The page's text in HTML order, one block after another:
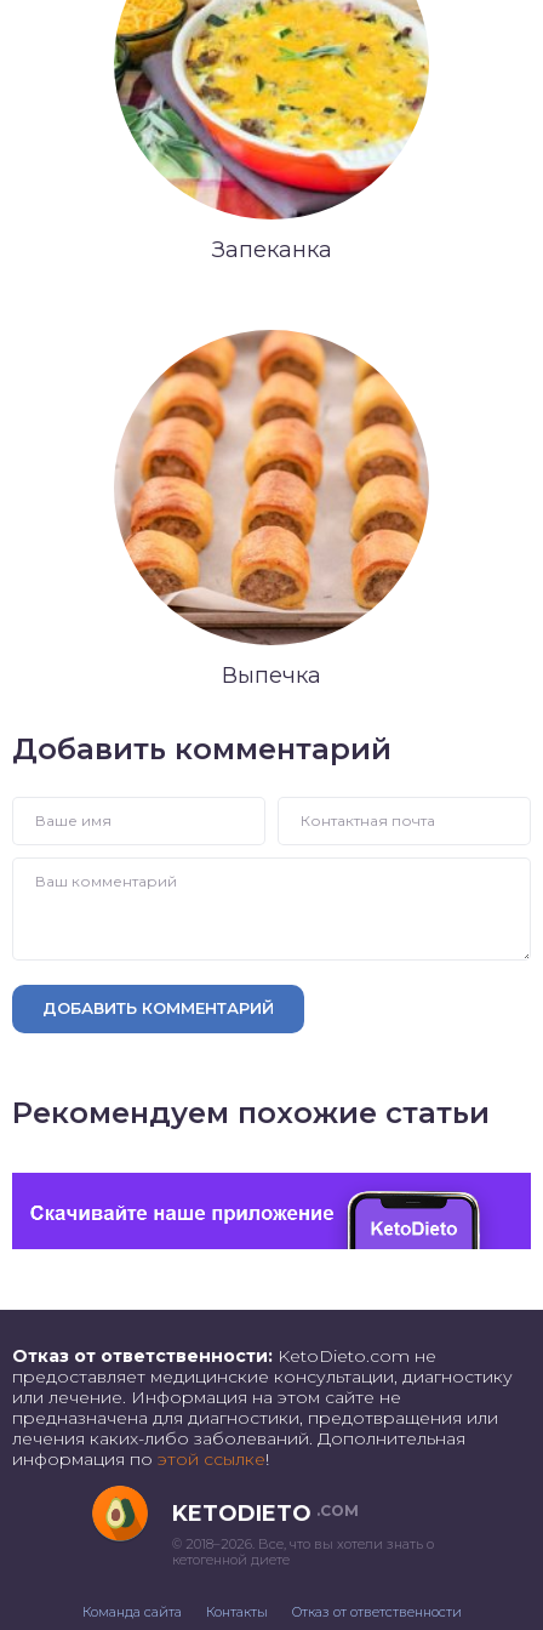
Запеканка
Выпечка
Добавить комментарий
ДОБАВИТЬ КОММЕНТАРИЙ
Рекомендуем похожие статьи
Отказ от ответственности: KetoDieto.com не
предоставляет медицинские консультации, диагностику
или лечение. Информация на этом сайте не
предназначена для диагностики, предотвращения или
лечения каких-либо заболеваний. Дополнительная
информация по этой ссылке!
KETODIETO .COM
© 2018–2026. Все, что вы хотели знать о
кетогенной диете
Команда сайта Контакты Отказ от ответственности